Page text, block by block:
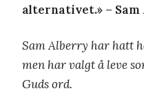
alternativet.» –
Sam Alberry har hatt
men har valgt å leve
Guds ord.